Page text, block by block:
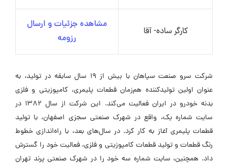
کارگر ساده- آقا
مشاهده جزئیات و ارسال
رزومه
شرکت سرو صنعت سپاهان با بیش از 19 سال سابقه در تولید، به
عنوان اولین تولیدکننده هم‌زمان قطعات پلیمری، کامپوزیتی و فلزی
بدنه خودرو در ایران فعالیت می‌کند. این شرکت از سال 1382 در
سایت شماره یک، واقع در شهرک صنعتی سجزی اصفهان، با تولید
قطعات پلیمری آغاز به کار کرد. در سال‌های بعد، با راه‌اندازی خطوط
رنگ قطعات و تولید قطعات کامپوزیتی و فلزی، فعالیت خود را گسترش
داد. همچنین، سایت شماره سه خود را در شهرک صنعتی پرند تهران